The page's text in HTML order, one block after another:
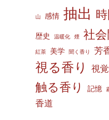
山 感情 抽出
歴史 温暖化 煙 社
紅茶 美学 聞く香り 芳
視る香り 視
触る香り 記憶
香道